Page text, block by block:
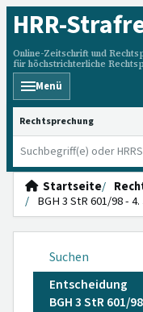
HRR-
Online-Zeitschrift und
für höchstrichterliche
Menü
HRRS durchsuchen
Startseite
BGH 3 StR 601/98 -
Suchen
Entscheidung
BGH 3 StR 601/